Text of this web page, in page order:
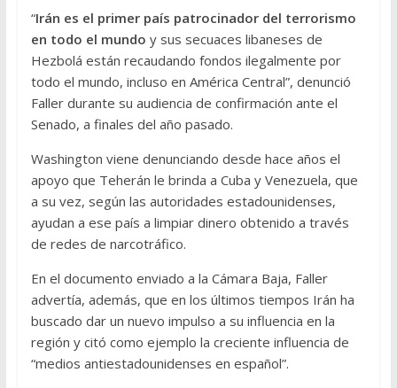
“Irán es el primer país patrocinador del terrorismo
en todo el mundo y sus secuaces libaneses de
Hezbolá están recaudando fondos ilegalmente por
todo el mundo, incluso en América Central”, denunció
Faller durante su audiencia de confirmación ante el
Senado, a finales del año pasado.
Washington viene denunciando desde hace años el
apoyo que Teherán le brinda a Cuba y Venezuela, que
a su vez, según las autoridades estadounidenses,
ayudan a ese país a limpiar dinero obtenido a través
de redes de narcotráfico.
En el documento enviado a la Cámara Baja, Faller
advertía, además, que en los últimos tiempos Irán ha
buscado dar un nuevo impulso a su influencia en la
región y citó como ejemplo la creciente influencia de
“medios antiestadounidenses en español”.